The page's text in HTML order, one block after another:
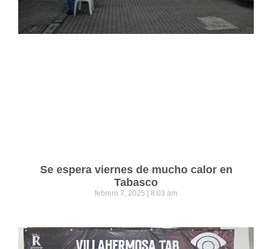
Se espera viernes de mucho calor en
Tabasco
febrero 7, 2025 8:03 am